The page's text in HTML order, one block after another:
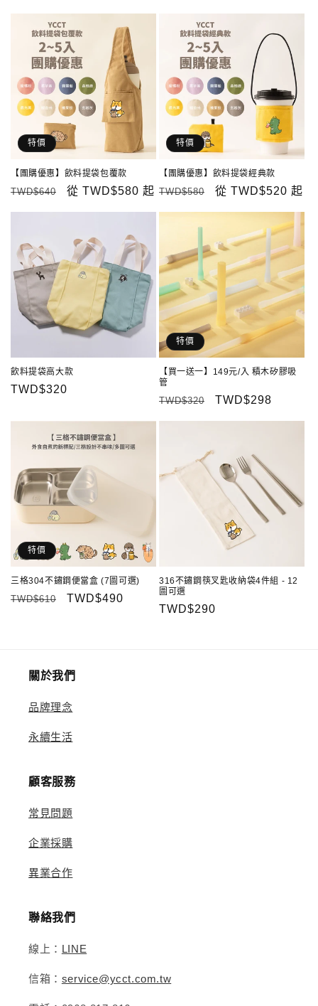
特價
【團購優惠】飲料提袋包覆款
定
TWD$640
售
從 TWD$580 起
特價
【團購優惠】飲料提袋經典款
定
TWD$580
售
從 TWD$520 起
飲料提袋高大款
定
TWD$320
特價
【買一送一】149元/入 積木矽膠吸
管
定
TWD$320
售
TWD$298
特價
三格304不鏽鋼便當盒 (7圖可選)
定
TWD$610
售
TWD$490
316不鏽鋼筷叉匙收納袋4件組 - 12
圖可選
定
TWD$290
關於我們
品牌理念
永續生活
顧客服務
常見問題
企業採購
異業合作
聯絡我們
線上： LINE
信箱： service@ycct.com.tw